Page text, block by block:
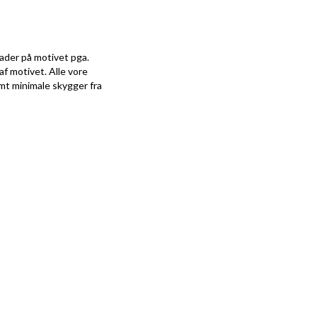
på motivet pga.
motivet. Alle vore
minimale skygger fra